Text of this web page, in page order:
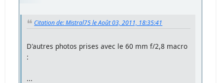
Citation de: Mistral75 le Août 03, 2011, 18:35:41
D'autres photos prises avec le 60 mm f/2,8 macro
:
...